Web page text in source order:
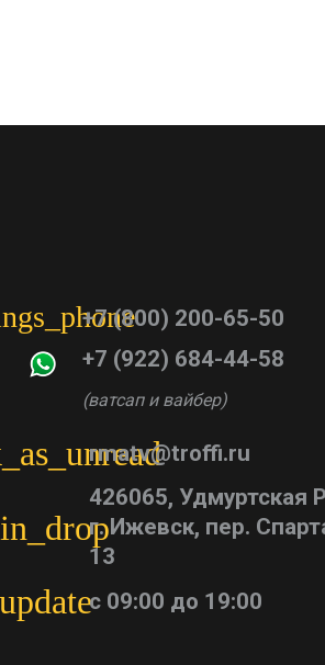
+7 (800) 200-65-50
+7 (922) 684-44-58
(ватсап и вайбер)
rmatv@troffi.ru
426065, Удмуртская
г. Ижевск, пер.
13
updateс 09:00 до 19:00